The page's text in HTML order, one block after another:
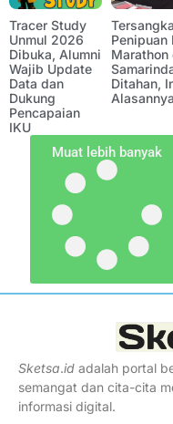
Tracer Study
Unmul 2026
Dibuka, Alumni
Wajib Update
Data dan
Dukung
Pencapaian
IKU
Tersangka
Penipuan
Marathon
Ditahan,
Alasannya
Muat lebih banyak
Sketsa.id adalah portal
semangat dan cita-cita
informasi digital.